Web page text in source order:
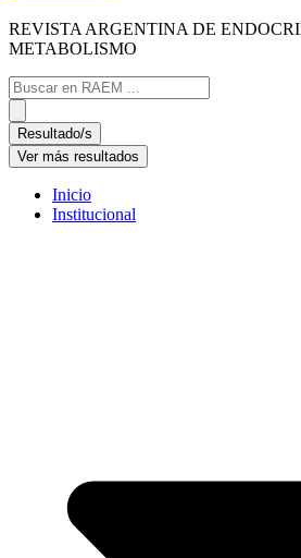
REVISTA ARGENTINA DE
METABOLISMO
Search
...
Resultado/s
Ver más resultados
Inicio
Institucional